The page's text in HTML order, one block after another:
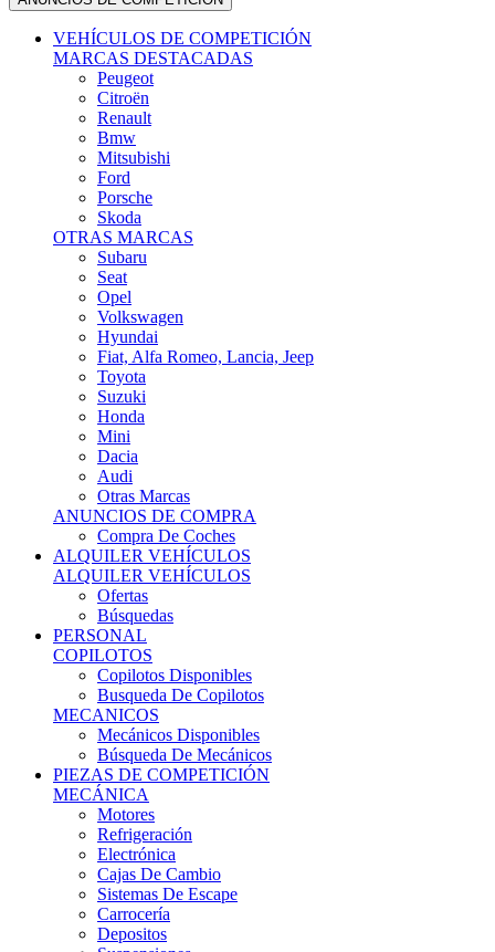
VEHÍCULOS DE COMPETICIÓN
MARCAS DESTACADAS
Peugeot
Citroën
Renault
Bmw
Mitsubishi
Ford
Porsche
Skoda
OTRAS MARCAS
Subaru
Seat
Opel
Volkswagen
Hyundai
Fiat, Alfa Romeo, Lancia, Jeep
Toyota
Suzuki
Honda
Mini
Dacia
Audi
Otras Marcas
ANUNCIOS DE COMPRA
Compra De Coches
ALQUILER VEHÍCULOS
ALQUILER VEHÍCULOS
Ofertas
Búsquedas
PERSONAL
COPILOTOS
Copilotos Disponibles
Busqueda De Copilotos
MECANICOS
Mecánicos Disponibles
Búsqueda De Mecánicos
PIEZAS DE COMPETICIÓN
MECÁNICA
Motores
Refrigeración
Electrónica
Cajas De Cambio
Sistemas De Escape
Carrocería
Depositos
Suspensiones
Frenos